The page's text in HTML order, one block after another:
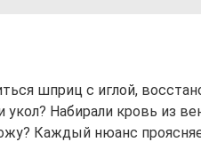
шприц с иглой,
Набирали кровь из
Каждый нюанс